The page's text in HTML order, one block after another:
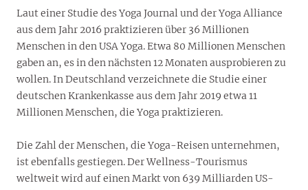
Laut einer Studie des Yoga Journal und der Yoga Alliance
aus dem Jahr 2016 praktizieren über 36 Millionen
Menschen in den USA Yoga. Etwa 80 Millionen Menschen
gaben an, es in den nächsten 12 Monaten ausprobieren zu
wollen. In Deutschland verzeichnete die Studie einer
deutschen Krankenkasse aus dem Jahr 2019 etwa 11
Millionen Menschen, die Yoga praktizieren.
Die Zahl der Menschen, die Yoga-Reisen unternehmen,
ist ebenfalls gestiegen. Der Wellness-Tourismus
weltweit wird auf einen Markt von 639 Milliarden US-